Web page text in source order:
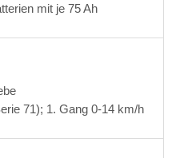
mit je 75 Ah
71); 1. Gang 0-14 km/h